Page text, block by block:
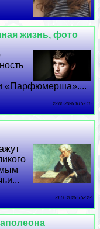
жизнь, фото
«Парфюмерша»....
22 06 2026 10:57:16
21 06 2026 5:53:23